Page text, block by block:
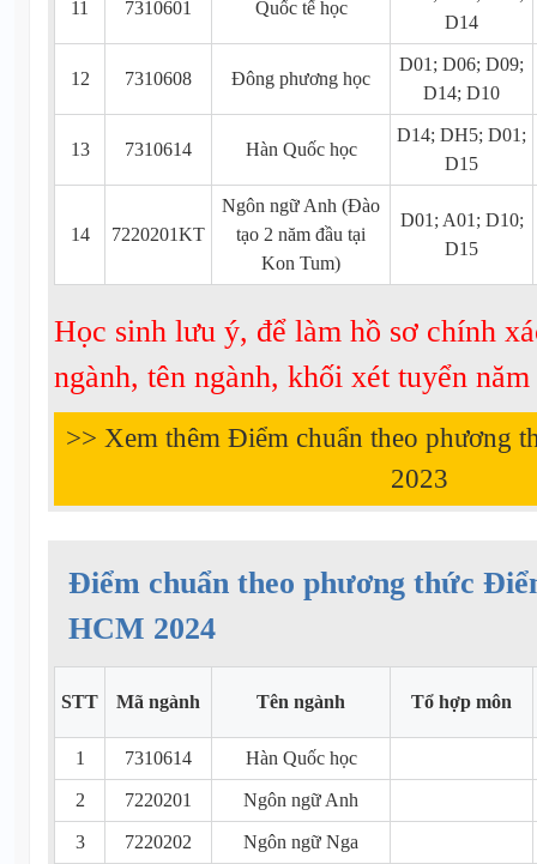
11 7310601 Quốc tế học
D14
12 7310608 Đông phương học
D01; D06; D09;
D14; D10
13 7310614 Hàn Quốc học
D14; DH5; D01;
D15
14 7220201KT
Ngôn ngữ Anh (Đào
tạo 2 năm đầu tại
Kon Tum)
D01; A01; D10;
D15
Học sinh lưu ý, để làm hồ sơ chính
ngành, tên ngành, khối xét tuyển
>> Xem thêm Điểm chuẩn theo phương
2023
Điểm chuẩn theo phương thức
HCM 2024
STT Mã ngành Tên ngành Tổ hợp môn
1 7310614 Hàn Quốc học
2 7220201 Ngôn ngữ Anh
3 7220202 Ngôn ngữ Nga